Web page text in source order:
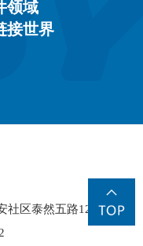
领域
接世界
社区泰然五路12